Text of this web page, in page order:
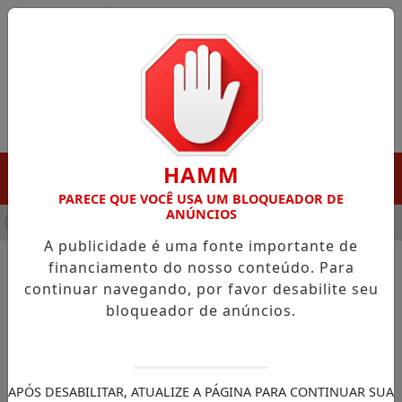
DESTAQUE EM PORTO GRANDE COM ATUAÇÃO VOLTADA
NOTÍCIAS/JUSTIÇA FEDERAL
STF tem placar de 2 votos a 0
Ficha Limpa
HAMM
PARECE QUE VOCÊ USA UM BLOQUEADOR DE
ANÚNCIOS
A publicidade é uma fonte importante de
financiamento do nosso conteúdo. Para
continuar navegando, por favor desabilite seu
bloqueador de anúncios.
APÓS DESABILITAR, ATUALIZE A PÁGINA PARA CONTINUAR SUA